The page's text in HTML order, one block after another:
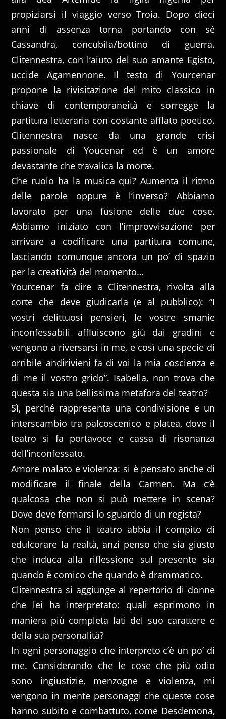
propiziarsi il viaggio verso Troia. Dopo dieci
anni di assenza torna portando con sé
Cassandra, concubila/bottino di guerra.
Clitennestra, con l’aiuto del suo amante Egisto,
uccide Agamennone. Il testo di Yourcenar
propone la rivisitazione del mito classico in
chiave di contemporaneità e sorregge la
partitura letteraria con costante afflato poetico.
Clitennestra nasce da una grande crisi
passionale di Youcenar ed è un amore
devastante che travalica la morte.
Che ruolo ha la musica qui? Aumenta il ritmo
delle parole oppure è l’inverso? Abbiamo
lavorato per una fusione delle due cose.
Abbiamo iniziato con l’improvvisazione per
arrivare a codificare una partitura comune,
lasciando comunque ancora un po’ di spazio
per la creatività del momento…
Yourcenar fa dire a Clitennestra, rivolta alla
corte che deve giudicarla (e al pubblico): “I
vostri delittuosi pensieri, le vostre smanie
inconfessabili affluiscono giù dai gradini e
vengono a riversarsi in me, e così una specie di
orribile andirivieni fa di voi la mia coscienza e
di me il vostro grido”. Isabella, non trova che
questa sia una bellissima metafora del teatro?
Sì, perché rappresenta una condivisione e un
interscambio tra palcoscenico e platea, dove il
teatro si fa portavoce e cassa di risonanza
dell’inconfessato.
Amore malato e violenza: si è pensato anche di
modificare il finale della Carmen. Ma c’è
qualcosa che non si può mettere in scena?
Dove deve fermarsi lo sguardo di un regista?
Non penso che il teatro abbia il compito di
edulcorare la realtà, anzi penso che sia giusto
che induca alla riflessione sul presente sia
quando è comico che quando è drammatico.
Clitennestra si aggiunge al repertorio di donne
che lei ha interpretato: quali esprimono in
maniera più completa lati del suo carattere e
della sua personalità?
In ogni personaggio che interpreto c’è un po’ di
me. Considerando che le cose che più odio
sono ingiustizie, menzogne e violenza, mi
vengono in mente personaggi che queste cose
hanno subito e combattuto, come Desdemona,